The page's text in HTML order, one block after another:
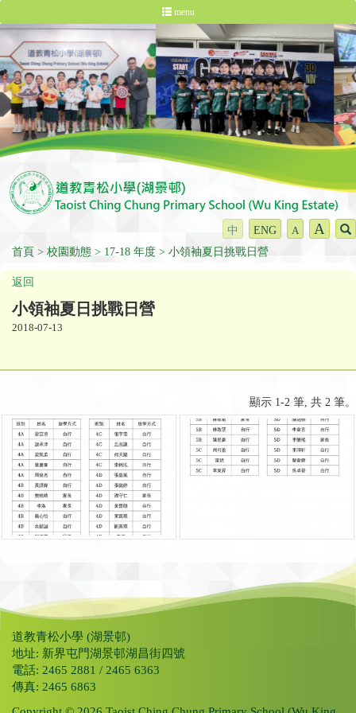
menu
中 ENG A A
首頁 校園動態 17-18 年度 小領袖夏日挑戰日營
返回
小領袖夏日挑戰日營
2018-07-13
顯示 1-2 筆, 共 2 筆。
道教青松小學 (湖景邨)
地址: 新界屯門湖景邨湖昌街四號
電話: 2465 2881 / 2465 6363
傳真: 2465 6863